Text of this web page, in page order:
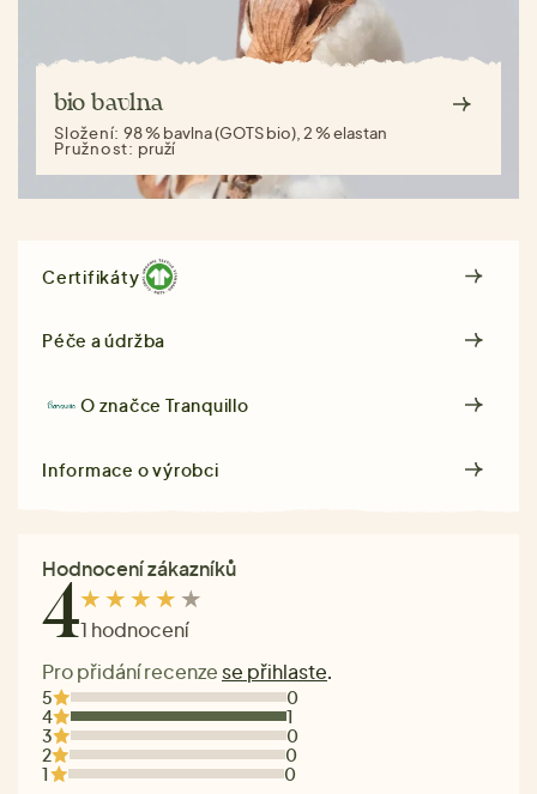
bio bavlna
Složení:98 % bavlna (GOTS bio), 2 % elastan
Pružnost: pruží
Certifikáty
Péče a údržba
O značceTranquillo
Informace o výrobci
Hodnocení zákazníků
41 hodnocení
Pro přidání recenze se přihlaste.
5
0
4
1
3
0
2
0
1
0